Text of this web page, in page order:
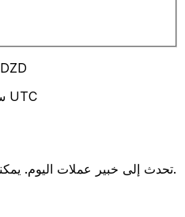
DZD
سعر السوق المتوسط في 10:05 UTC
تحدث إلى خبير عملات اليوم.يمكننا التفوق على أسعار المنافسين.